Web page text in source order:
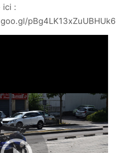
ici :
pBg4LK13xZuUBHUk6